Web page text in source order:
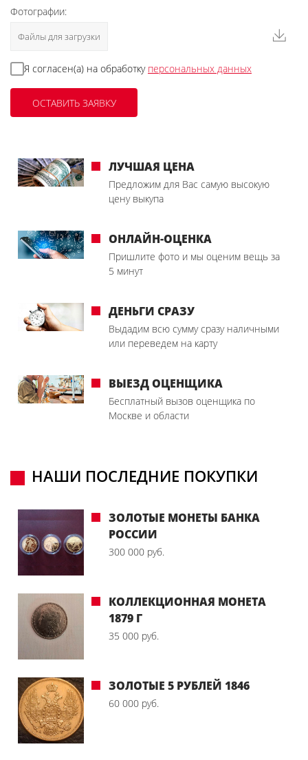
Фотографии:
Файлы для загрузки
Я согласен(а) на обработку персональных данных
ЛУЧШАЯ ЦЕНА
Предложим для Вас самую высокую
цену выкупа
ОНЛАЙН-ОЦЕНКА
Пришлите фото и мы оценим вещь за
5 минут
ДЕНЬГИ СРАЗУ
Выдадим всю сумму сразу наличными
или переведем на карту
ВЫЕЗД ОЦЕНЩИКА
Бесплатный вызов оценщика по
Москве и области
НАШИ ПОСЛЕДНИЕ ПОКУПКИ
ЗОЛОТЫЕ МОНЕТЫ БАНКА
РОССИИ
300 000 руб.
КОЛЛЕКЦИОННАЯ МОНЕТА
1879 Г
35 000 руб.
ЗОЛОТЫЕ 5 РУБЛЕЙ 1846
60 000 руб.